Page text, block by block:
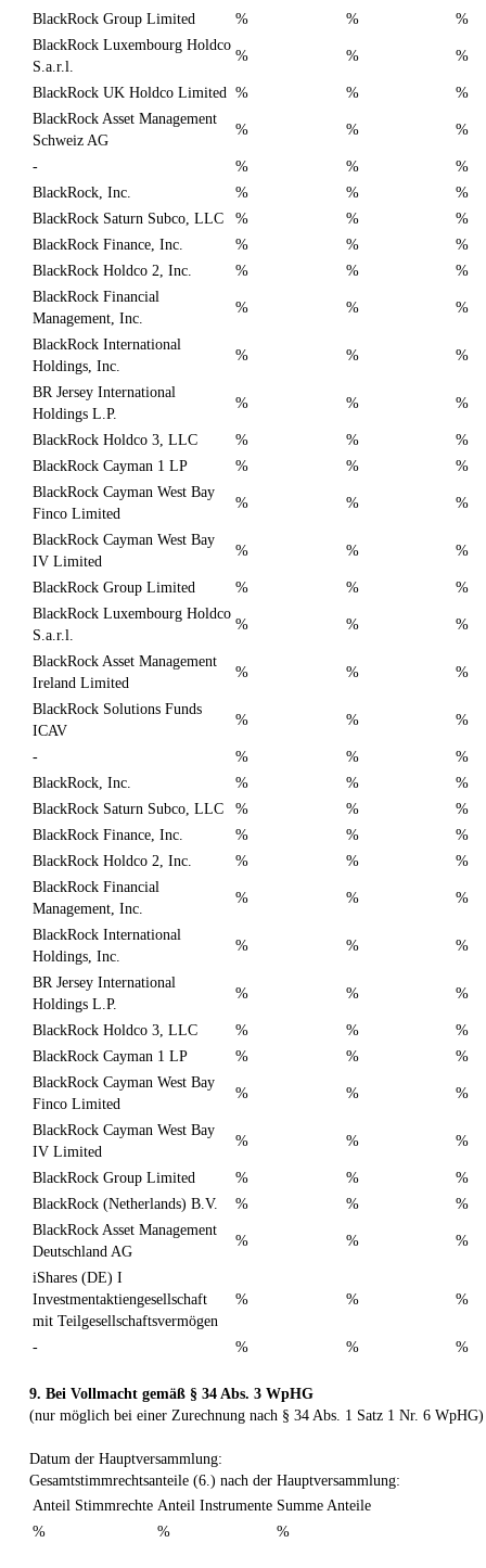
BlackRock Group Limited % %
%
BlackRock Luxembourg Holdco
S.a.r.l.
% % %
BlackRock UK Holdco Limited % %
%
BlackRock Asset Management
Schweiz AG
% % %
- % %
%
BlackRock, Inc.
% %
%
BlackRock Saturn Subco, LLC
% %
%
BlackRock Finance, Inc.
% %
%
BlackRock Holdco 2, Inc.
% %
%
BlackRock Financial
Management, Inc.
% % %
BlackRock International
Holdings, Inc.
% % %
BR Jersey International
Holdings L.P.
% % %
BlackRock Holdco 3, LLC % %
%
BlackRock Cayman 1 LP
% %
%
BlackRock Cayman West Bay
Finco Limited
% % %
BlackRock Cayman West Bay
IV Limited
% % %
BlackRock Group Limited % %
%
BlackRock Luxembourg Holdco
S.a.r.l.
% % %
BlackRock Asset Management
Ireland Limited
% % %
BlackRock Solutions Funds
ICAV
% % %
- % %
%
BlackRock, Inc.
% %
%
BlackRock Saturn Subco, LLC
% %
%
BlackRock Finance, Inc.
% %
%
BlackRock Holdco 2, Inc.
% %
%
BlackRock Financial
Management, Inc.
% % %
BlackRock International
Holdings, Inc.
% % %
BR Jersey International
Holdings L.P.
% % %
BlackRock Holdco 3, LLC % %
%
BlackRock Cayman 1 LP
% %
%
BlackRock Cayman West Bay
Finco Limited
% % %
BlackRock Cayman West Bay
IV Limited
% % %
BlackRock Group Limited % %
%
BlackRock (Netherlands) B.V.
% %
%
BlackRock Asset Management
Deutschland AG
% % %
iShares (DE) I
Investmentaktiengesellschaft
mit Teilgesellschaftsvermögen
% % %
- % % %
9. Bei Vollmacht gemäß § 34 Abs. 3 WpHG
(nur möglich bei einer Zurechnung nach § 34 Abs. 1 Satz 1 Nr. 6 WpHG)
Datum der Hauptversammlung:
Gesamtstimmrechtsanteile (6.) nach der Hauptversammlung:
Anteil Stimmrechte Anteil Instrumente Summe Anteile
%
% %